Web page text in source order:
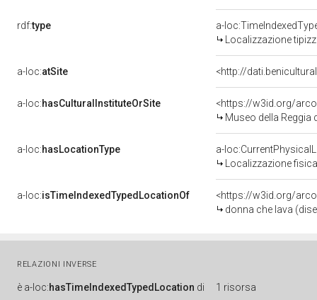
rdf:type
a-
Localizzazione
a-loc:atSite <http://
a-loc:hasCulturalInstituteOrSite
<https://w3id.org/
Museo della Reggia
a-loc:hasLocationType
a-
Localizzazione
a-loc:isTimeIndexedTypedLocationOf
<https://w3id.org/
donna che lava
RELAZIONI INVERSE
è a-loc:hasTimeIndexedTypedLocation di 1 risorsa